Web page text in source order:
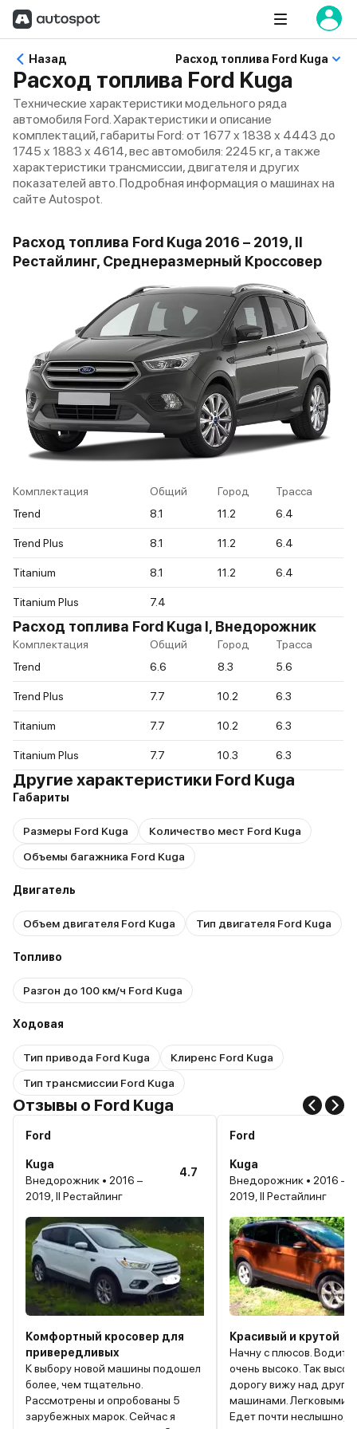
Назад Расход топлива Ford Kuga
Расход топлива Ford Kuga
Технические характеристики модельного ряда
автомобиля Ford. Характеристики и описание
комплектаций, габариты Ford: от 1677 x 1838 x 4443 до
1745 x 1883 x 4614, вес автомобиля: 2245 кг, а также
характеристики трансмиссии, двигателя и других
показателей авто. Подробная информация о машинах на
сайте Autospot.
Расход топлива Ford Kuga 2016 – 2019, II
Рестайлинг, Среднеразмерный Кроссовер
Комплектация Общий Город
Трасса
Trend
8.1 11.2 6.4
Trend Plus 8.1 11.2 6.4
Titanium 8.1 11.2 6.4
Titanium Plus 7.4
Расход топлива Ford Kuga I, Внедорожник
Комплектация Общий Город
Трасса
Trend
6.6 8.3 5.6
Trend Plus 7.7 10.2 6.3
Titanium 7.7 10.2 6.3
Titanium Plus 7.7 10.3 6.3
Другие характеристики Ford Kuga
Габариты
Размеры Ford Kuga
Количество мест Ford Kuga
Объемы багажника Ford Kuga
Двигатель
Объем двигателя Ford Kuga Тип двигателя Ford Kuga
Топливо
Разгон до 100 км/ч Ford Kuga
Ходовая
Тип привода Ford Kuga
Клиренс Ford Kuga
Тип трансмиссии Ford Kuga
Отзывы о Ford Kuga
Ford
Kuga
Внедорожник • 2016 –
2019, II Рестайлинг
4.7
Комфортный кросовер для
привередливых
К выбору новой машины подошел
более, чем тщательно.
Рассмотрены и опробованы 5
зарубежных марок. Сейчас я
Ford
Kuga
Внедорожник • 2016 –
2019, II Рестайлинг
Красивый и крутой
Начну с плюсов.
очень высоко. Так
дорогу вижу над
машинами. Легковыми,
Едет почти неслышно,